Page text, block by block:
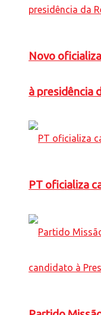
Novo
à presidência
PT oficializa